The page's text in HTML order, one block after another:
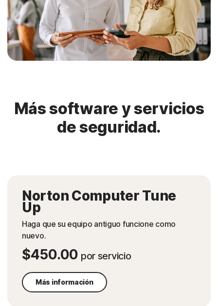
Más software y servicios
de seguridad.
Norton Computer Tune
Up
Haga que su equipo antiguo funcione como
nuevo.
$450.00 por servicio
Más información